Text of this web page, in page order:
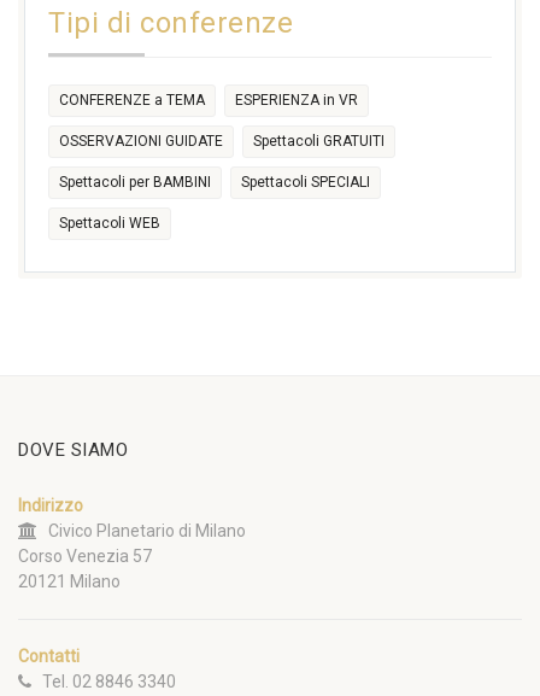
17:30
Tipi di conferenze
CONFERENZE a TEMA ESPERIENZA in VR
OSSERVAZIONI GUIDATE Spettacoli GRATUITI
Spettacoli per BAMBINI Spettacoli SPECIALI
Spettacoli WEB
DOVE SIAMO
Indirizzo
Civico Planetario di Milano
Corso Venezia 57
20121 Milano
Contatti
Tel. 02 8846 3340